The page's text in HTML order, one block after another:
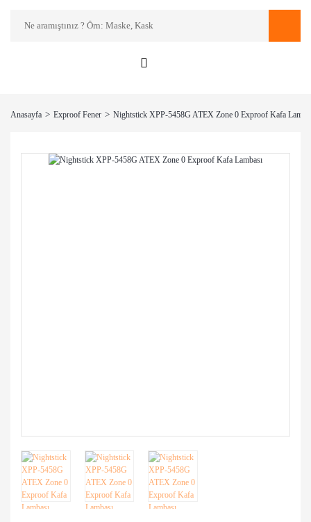
Anasayfa Exproof Fener Nightstick XPP-5458G ATEX Zone 0 Exproof Kafa